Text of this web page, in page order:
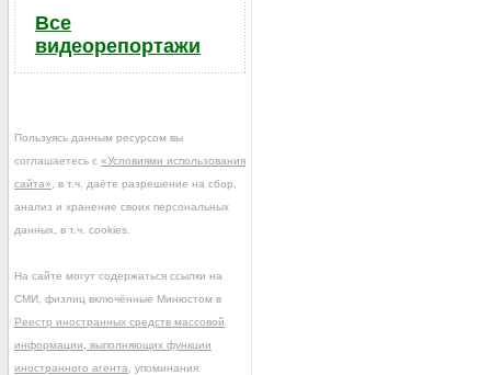
Все
видеорепортажи
Пользуясь данным ресурсом вы
соглашаетесь с «Условиями использования
сайта» , в т.ч. даёте разрешение на сбор,
анализ и хранение своих персональных
данных, в т.ч. cookies.
На сайте могут содержаться ссылки на
СМИ, физлиц включённые Минюстом в
Реестр иностранных средств массовой
информации, выполняющих функции
иностранного агента , упоминания